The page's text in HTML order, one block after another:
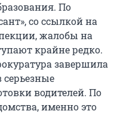
По
со ссылкой на
жалобы на
крайне редко.
завершила
водителей. По
именно это